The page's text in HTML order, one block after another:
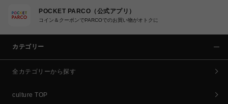
POCKET PARCO（公式アプリ）
コイン＆クーポンでPARCOでのお買い物がオトクに
カテゴリー
全カテゴリーから探す
culture TOP